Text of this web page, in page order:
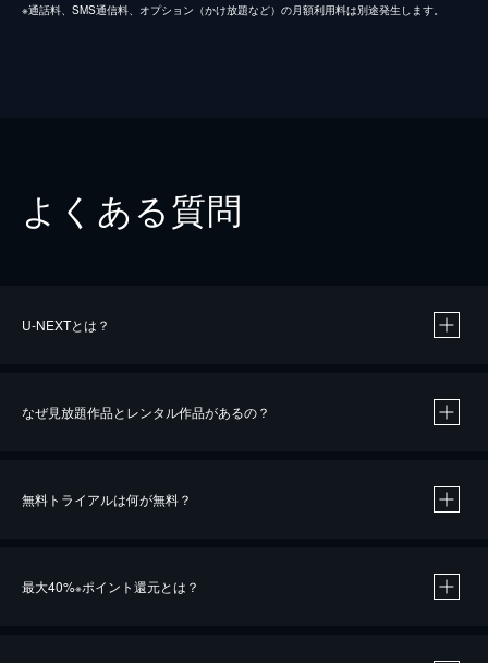
※通話料、SMS通信料、オプション（かけ放題など）の月額利用料は別途発生します。
よくある質問
U-NEXTとは？
なぜ見放題作品とレンタル作品があるの？
無料トライアルは何が無料？
最大40%※ポイント還元とは？